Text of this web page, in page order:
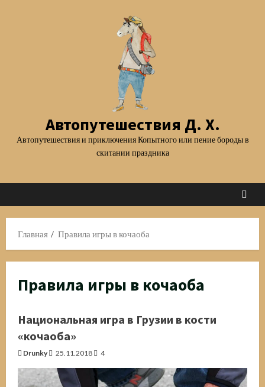
Автопутешествия Д. Х.
Автопутешествия и приключения Копытного или пение бороды в
скитании праздника
Главная Правила игры в кочаоба
Правила игры в кочаоба
Национальная игра в Грузии в кости
«кочаоба»
Drunky 25.11.2018 4